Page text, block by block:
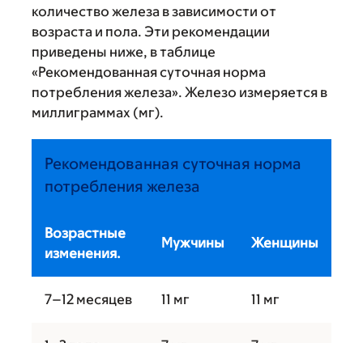
количество железа в зависимости от
возраста и пола. Эти рекомендации
приведены ниже, в таблице
«Рекомендованная суточная норма
потребления железа». Железо измеряется в
миллиграммах (мг).
Рекомендованная суточная норма
потребления железа
Возрастные
изменения.
Мужчины Женщины
7–12 месяцев 11 мг 11 мг